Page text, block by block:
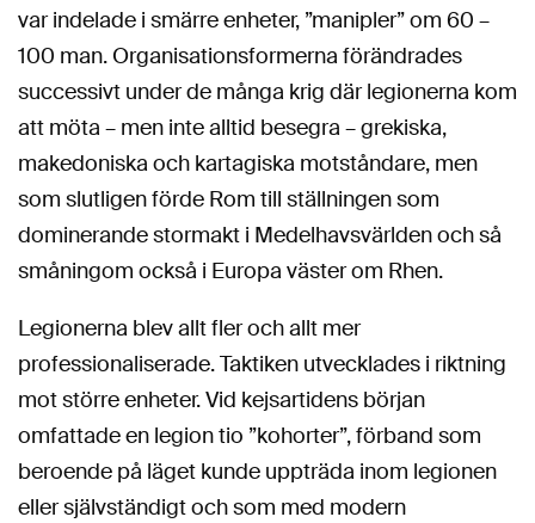
var indelade i smärre enheter, ”manipler” om 60 –
100 man. Organisationsformerna förändrades
successivt under de många krig där legionerna kom
att möta – men inte alltid besegra – grekiska,
makedoniska och kartagiska motståndare, men
som slutligen förde Rom till ställningen som
dominerande stormakt i Medelhavsvärlden och så
småningom också i Europa väster om Rhen.
Legionerna blev allt fler och allt mer
professionaliserade. Taktiken utvecklades i riktning
mot större enheter. Vid kejsartidens början
omfattade en legion tio ”kohorter”, förband som
beroende på läget kunde uppträda inom legionen
eller självständigt och som med modern